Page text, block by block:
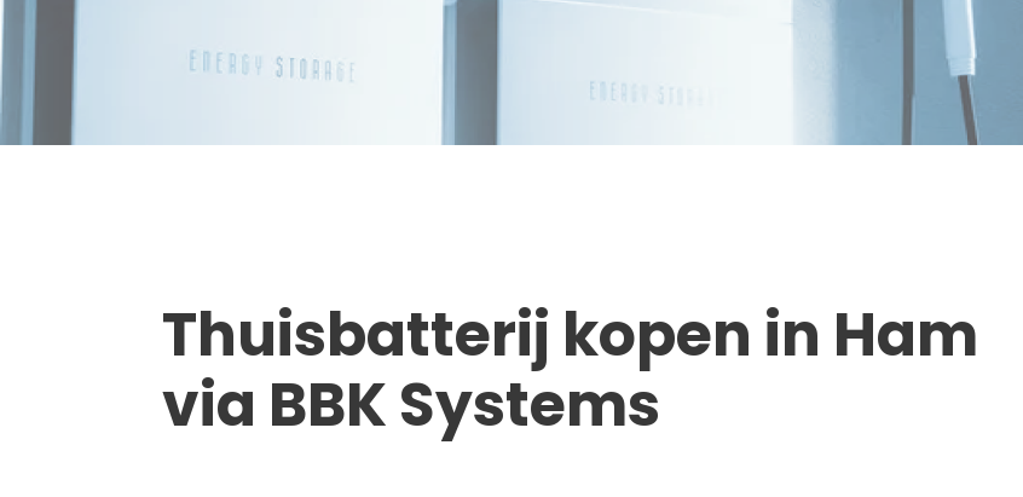
Thuisbatterij kopen in Ham
via BBK Systems